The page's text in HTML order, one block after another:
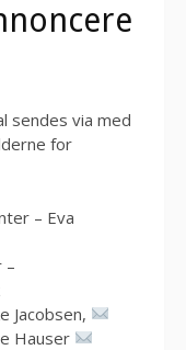
sendes via med
for
– Eva
–
Jacobsen,
Hauser